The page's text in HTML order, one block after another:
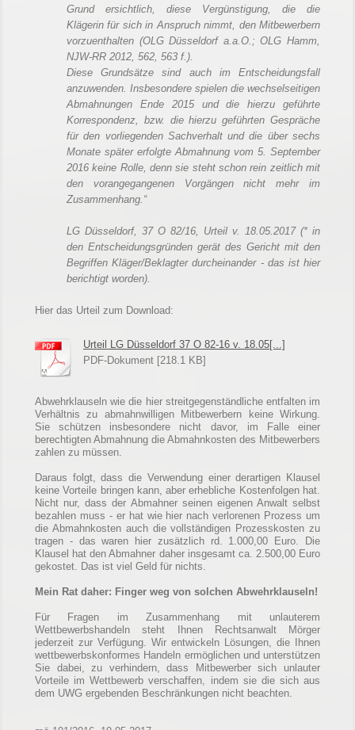
Grund ersichtlich, diese Vergünstigung, die die
Klägerin für sich in Anspruch nimmt, den Mitbewerbern
vorzuenthalten (OLG Düsseldorf a.a.O.; OLG Hamm,
NJW-RR 2012, 562, 563 f.).
Diese Grundsätze sind auch im Entscheidungsfall
anzuwenden. Insbesondere spielen die wechselseitigen
Abmahnungen Ende 2015 und die hierzu geführte
Korrespondenz, bzw. die hierzu geführten Gespräche
für den vorliegenden Sachverhalt und die über sechs
Monate später erfolgte Abmahnung vom 5. September
2016 keine Rolle, denn sie steht schon rein zeitlich mit
den vorangegangenen Vorgängen nicht mehr im
Zusammenhang.“
LG Düsseldorf, 37 O 82/16, Urteil v. 18.05.2017 (* in
den Entscheidungsgründen gerät des Gericht mit den
Begriffen Kläger/Beklagter durcheinander - das ist hier
berichtigt worden).
Hier das Urteil zum Download:
Urteil LG Düsseldorf 37 O 82-16 v. 18.05[...]
PDF-Dokument [218.1 KB]
Abwehrklauseln wie die hier streitgegenständliche entfalten im
Verhältnis zu abmahnwilligen Mitbewerbern keine Wirkung.
Sie schützen insbesondere nicht davor, im Falle einer
berechtigten Abmahnung die Abmahnkosten des Mitbewerbers
zahlen zu müssen.
Daraus folgt, dass die Verwendung einer derartigen Klausel
keine Vorteile bringen kann, aber erhebliche Kostenfolgen hat.
Nicht nur, dass der Abmahner seinen eigenen Anwalt selbst
bezahlen muss - er hat wie hier nach verlorenen Prozess um
die Abmahnkosten auch die vollständigen Prozesskosten zu
tragen - das waren hier zusätzlich rd. 1.000,00 Euro. Die
Klausel hat den Abmahner daher insgesamt ca. 2.500,00 Euro
gekostet. Das ist viel Geld für nichts.
Mein Rat daher: Finger weg von solchen Abwehrklauseln!
Für Fragen im Zusammenhang mit unlauterem
Wettbewerbshandeln steht Ihnen Rechtsanwalt Mörger
jederzeit zur Verfügung. Wir entwickeln Lösungen, die Ihnen
wettbewerbskonformes Handeln ermöglichen und unterstützen
Sie dabei, zu verhindern, dass Mitbewerber sich unlauter
Vorteile im Wettbewerb verschaffen, indem sie die sich aus
dem UWG ergebenden Beschränkungen nicht beachten.